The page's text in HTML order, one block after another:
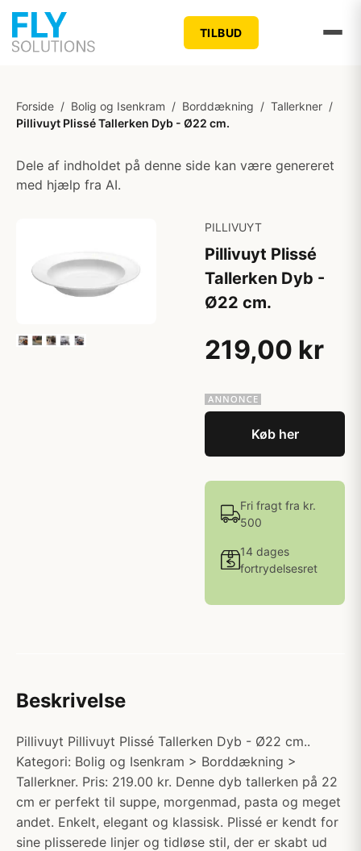
TILBUD
Forside / Bolig og Isenkram / Borddækning / Tallerkner /
Pillivuyt Plissé Tallerken Dyb - Ø22 cm.
Dele af indholdet på denne side kan være genereret
med hjælp fra AI.
PILLIVUYT
Pillivuyt Plissé
Tallerken Dyb -
Ø22 cm.
219,00 kr
Køb her
Fri fragt fra kr.
500
14 dages
fortrydelsesret
Beskrivelse
Pillivuyt Pillivuyt Plissé Tallerken Dyb - Ø22 cm..
Kategori: Bolig og Isenkram > Borddækning >
Tallerkner. Pris: 219.00 kr. Denne dyb tallerken på 22
cm er perfekt til suppe, morgenmad, pasta og meget
andet. Enkelt, elegant og klassisk. Plissé er kendt for
sine plisserede linjer og tidløse stil, der er skabt ud